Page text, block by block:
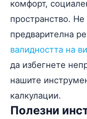
комфорт,
пространство. Не
предварителна
валидността на
да избегнете
нашите
калкулации.
Полезни